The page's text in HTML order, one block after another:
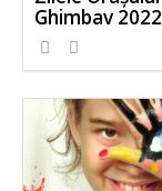
Ghimbav 2022